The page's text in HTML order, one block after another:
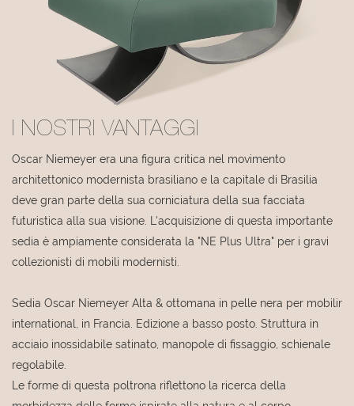
I NOSTRI VANTAGGI
Oscar Niemeyer era una figura critica nel movimento
architettonico modernista brasiliano e la capitale di Brasilia
deve gran parte della sua corniciatura della sua facciata
futuristica alla sua visione. L'acquisizione di questa importante
sedia è ampiamente considerata la "NE Plus Ultra" per i gravi
collezionisti di mobili modernisti.
Sedia Oscar Niemeyer Alta & ottomana in pelle nera per mobilir
international, in Francia. Edizione a basso posto. Struttura in
acciaio inossidabile satinato, manopole di fissaggio, schienale
regolabile.
Le forme di questa poltrona riflettono la ricerca della